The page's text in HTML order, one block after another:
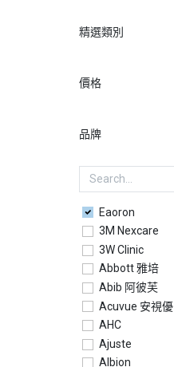
精選類別
價格
品牌
Eaoron
3M Nexcare
3W Clinic
Abbott 雅培
Abib 阿彼芙
Acuvue 安視優
AHC
Ajuste
Albion